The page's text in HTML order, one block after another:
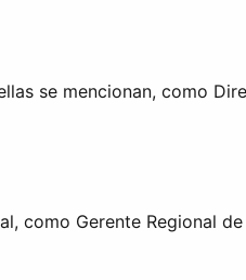
se mencionan, como
como Gerente Regional